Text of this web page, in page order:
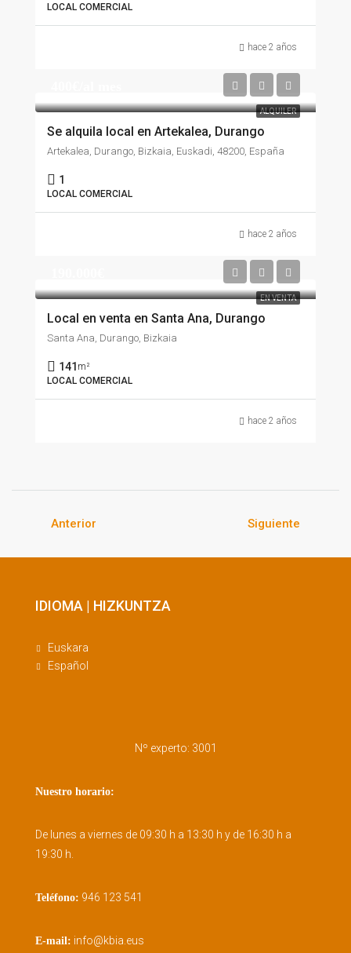
LOCAL COMERCIAL
hace 2 años
ALQUILER
Se alquila local en Artekalea, Durango
Artekalea, Durango, Bizkaia, Euskadi, 48200, España
1
LOCAL COMERCIAL
hace 2 años
EN VENTA
Local en venta en Santa Ana, Durango
Santa Ana, Durango, Bizkaia
141 m²
LOCAL COMERCIAL
hace 2 años
Anterior Siguiente
IDIOMA | HIZKUNTZA
Euskara
Español
Nº experto: 3001
Nuestro horario:
De lunes a viernes de 09:30 h a 13:30 h y de 16:30 h a
19:30 h.
Teléfono: 946 123 541
E-mail: info@kbia.eus